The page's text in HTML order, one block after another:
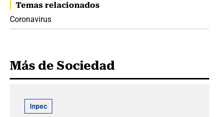
Temas relacionados
Coronavirus
Más de Sociedad
Inpec